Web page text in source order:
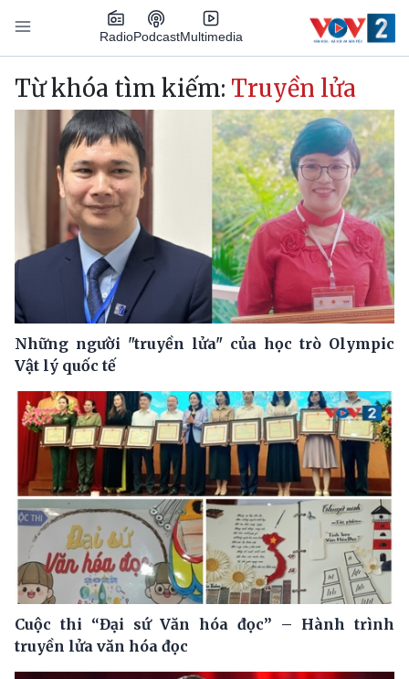
Nhảy đến nội dung
RadioPodcastMultimedia
Main navigation
Từ khóa tìm kiếm: Truyền lửa
Những người "truyền lửa" của học trò Olympic
Vật lý quốc tế
Cuộc thi “Đại sứ Văn hóa đọc” – Hành trình
truyền lửa văn hóa đọc